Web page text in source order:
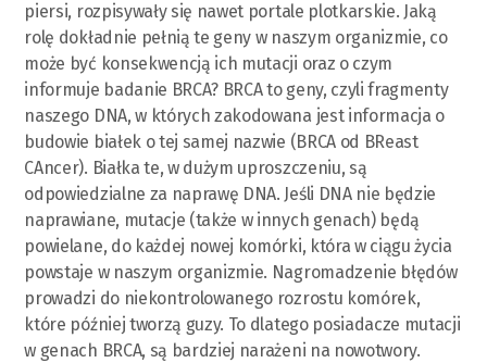
piersi, rozpisywały się nawet portale plotkarskie. Jaką
rolę dokładnie pełnią te geny w naszym organizmie, co
może być konsekwencją ich mutacji oraz o czym
informuje badanie BRCA? BRCA to geny, czyli fragmenty
naszego DNA, w których zakodowana jest informacja o
budowie białek o tej samej nazwie (BRCA od BReast
CAncer). Białka te, w dużym uproszczeniu, są
odpowiedzialne za naprawę DNA. Jeśli DNA nie będzie
naprawiane, mutacje (także w innych genach) będą
powielane, do każdej nowej komórki, która w ciągu życia
powstaje w naszym organizmie. Nagromadzenie błędów
prowadzi do niekontrolowanego rozrostu komórek,
które później tworzą guzy. To dlatego posiadacze mutacji
w genach BRCA, są bardziej narażeni na nowotwory.